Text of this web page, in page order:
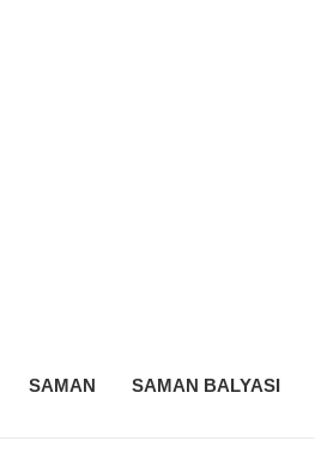
SAMAN SAMAN BALYASI